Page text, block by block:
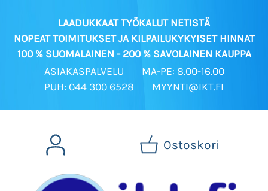
LAADUKKAAT TYÖKALUT NETISTÄ
NOPEAT TOIMITUKSET JA KILPAILUKYKYISET HINNAT
100 % SUOMALAINEN - 200 % SAVOLAINEN KAUPPA
ASIAKASPALVELU
MA-PE: 8.00-16.00
PUH: 044 300 6528
MYYNTI@IKT.FI
Ostoskori